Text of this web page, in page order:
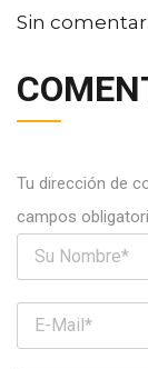
Sin
Tu dirección de
campos